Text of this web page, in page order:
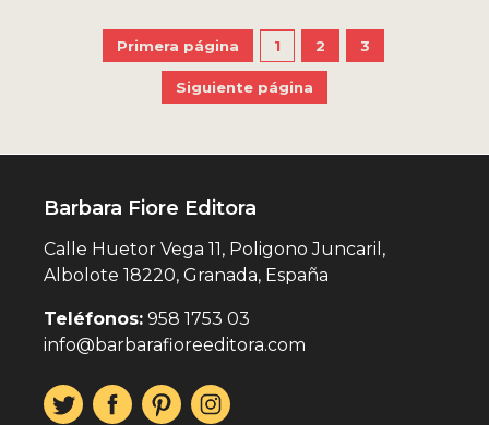
Primera página 1 2 3
Siguiente página
Barbara Fiore Editora
Calle Huetor Vega 11, Poligono Juncaril,
Albolote 18220, Granada, España
Teléfonos: 958 1753 03
info@barbarafioreeditora.com